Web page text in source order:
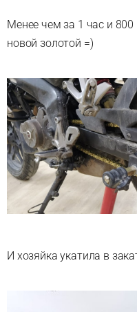
Менее чем за 1 час и
новой золотой =)
И хозяйка укатила в